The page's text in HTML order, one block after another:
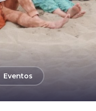
arrow_backEventos